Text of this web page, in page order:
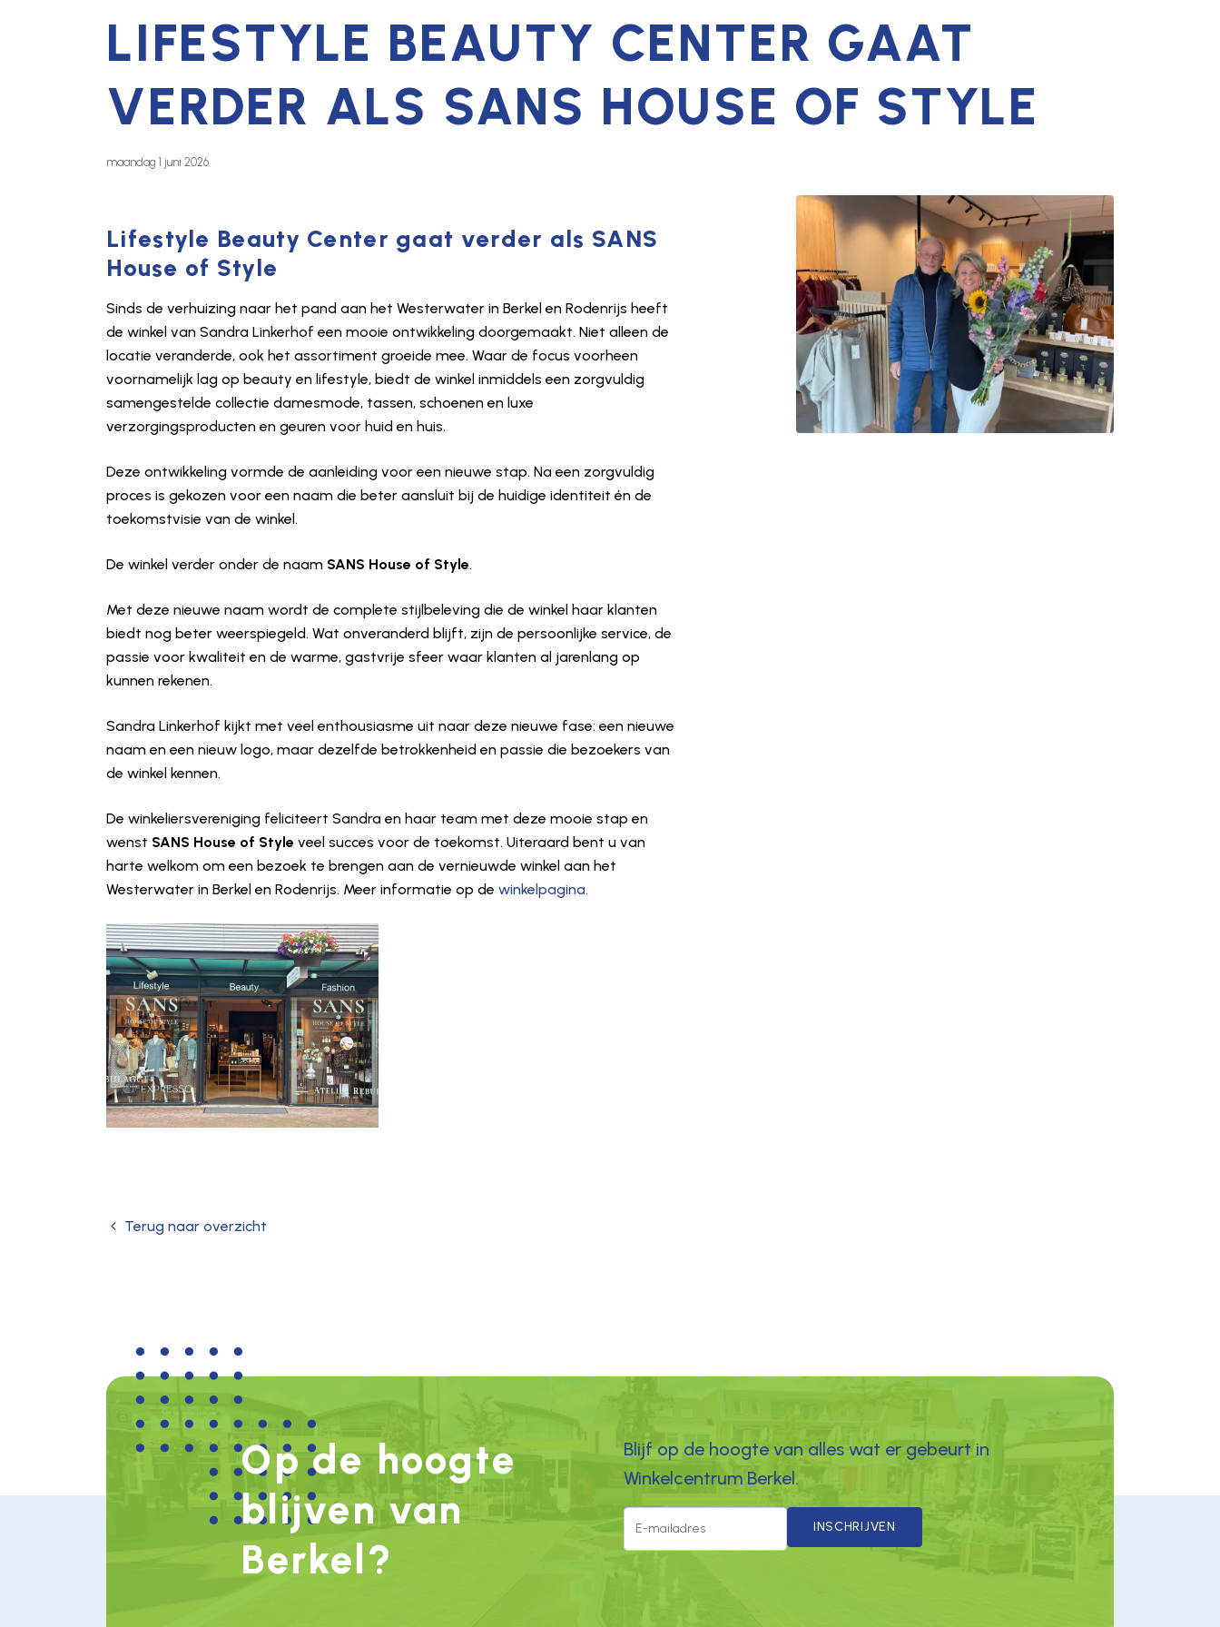
LIFESTYLE BEAUTY CENTER GAAT
VERDER ALS SANS HOUSE OF STYLE
maandag 1 juni 2026
Lifestyle Beauty Center gaat verder als SANS
House of Style
Sinds de verhuizing naar het pand aan het Westerwater in Berkel en Rodenrijs heeft
de winkel van Sandra Linkerhof een mooie ontwikkeling doorgemaakt. Niet alleen de
locatie veranderde, ook het assortiment groeide mee. Waar de focus voorheen
voornamelijk lag op beauty en lifestyle, biedt de winkel inmiddels een zorgvuldig
samengestelde collectie damesmode, tassen, schoenen en luxe
verzorgingsproducten en geuren voor huid en huis.
Deze ontwikkeling vormde de aanleiding voor een nieuwe stap. Na een zorgvuldig
proces is gekozen voor een naam die beter aansluit bij de huidige identiteit én de
toekomstvisie van de winkel.
De winkel verder onder de naam SANS House of Style.
Met deze nieuwe naam wordt de complete stijlbeleving die de winkel haar klanten
biedt nog beter weerspiegeld. Wat onveranderd blijft, zijn de persoonlijke service, de
passie voor kwaliteit en de warme, gastvrije sfeer waar klanten al jarenlang op
kunnen rekenen.
Sandra Linkerhof kijkt met veel enthousiasme uit naar deze nieuwe fase: een nieuwe
naam en een nieuw logo, maar dezelfde betrokkenheid en passie die bezoekers van
de winkel kennen.
De winkeliersvereniging feliciteert Sandra en haar team met deze mooie stap en
wenst SANS House of Style veel succes voor de toekomst. Uiteraard bent u van
harte welkom om een bezoek te brengen aan de vernieuwde winkel aan het
Westerwater in Berkel en Rodenrijs. Meer informatie op de winkelpagina.
Terug naar overzicht
Op de hoogte
blijven van
Berkel?
Blijf op de hoogte van alles wat er gebeurt in
Winkelcentrum Berkel.
INSCHRIJVEN